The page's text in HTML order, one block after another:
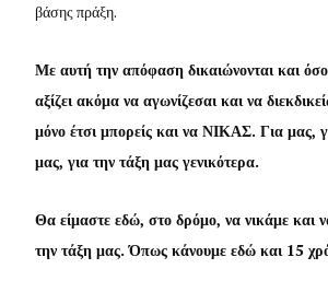
βάσης πράξη.
Με αυτή την απόφαση δικαιώνονται και
αξίζει ακόμα να αγωνίζεσαι και να
μόνο έτσι μπορείς και να ΝΙΚΑΣ. Για μας,
μας, για την τάξη μας γενικότερα.
Θα είμαστε εδώ, στο δρόμο, να νικάμε και
την τάξη μας. Όπως κάνουμε εδώ και 15